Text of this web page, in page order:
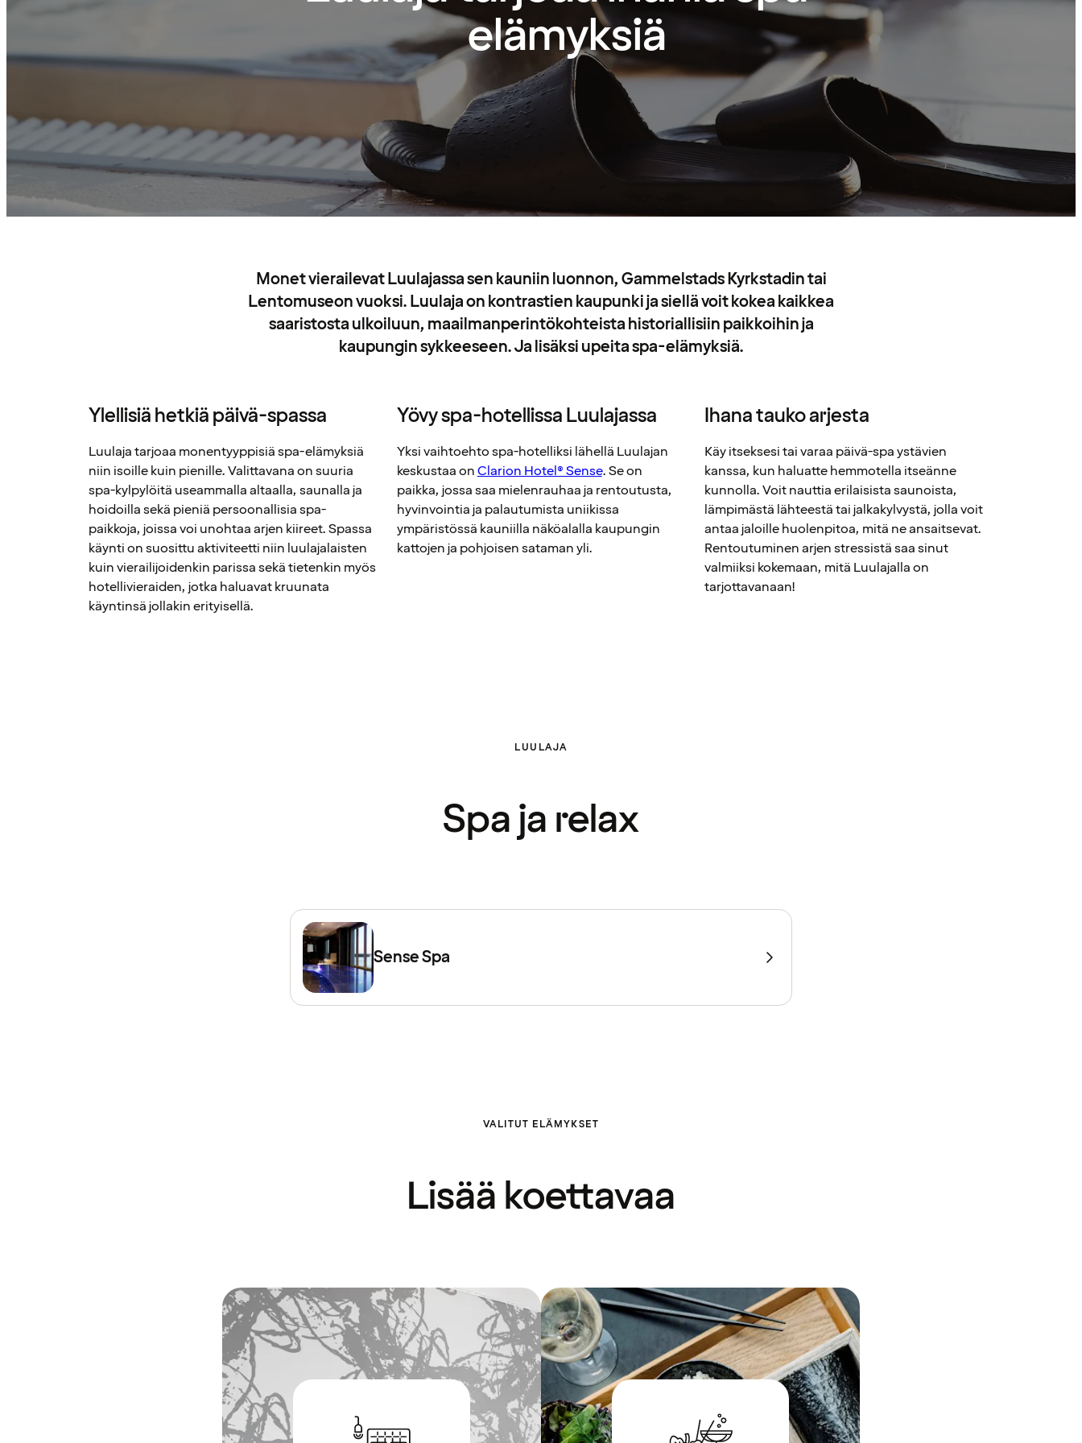
elämyksiä
Monet vierailevat Luulajassa sen kauniin luonnon, Gammelstads Kyrkstadin tai
Lentomuseon vuoksi. Luulaja on kontrastien kaupunki ja siellä voit kokea kaikkea
saaristosta ulkoiluun, maailmanperintökohteista historiallisiin paikkoihin ja
kaupungin sykkeeseen. Ja lisäksi upeita spa-elämyksiä.
Ylellisiä hetkiä päivä-spassa
Luulaja tarjoaa monentyyppisiä spa-elämyksiä
niin isoille kuin pienille. Valittavana on suuria
spa-kylpylöitä useammalla altaalla, saunalla ja
hoidoilla sekä pieniä persoonallisia spa-
paikkoja, joissa voi unohtaa arjen kiireet. Spassa
käynti on suosittu aktiviteetti niin luulajalaisten
kuin vierailijoidenkin parissa sekä tietenkin myös
hotellivieraiden, jotka haluavat kruunata
käyntinsä jollakin erityisellä.
Yövy spa-hotellissa Luulajassa
Yksi vaihtoehto spa-hotelliksi lähellä Luulajan
keskustaa onClarion Hotel® Sense. Se on
paikka, jossa saa mielenrauhaa ja rentoutusta,
hyvinvointia ja palautumista uniikissa
ympäristössä kauniilla näköalalla kaupungin
kattojen ja pohjoisen sataman yli.
Ihana tauko arjesta
Käy itseksesi tai varaa päivä-spa ystävien
kanssa, kun haluatte hemmotella itseänne
kunnolla. Voit nauttia erilaisista saunoista,
lämpimästä lähteestä tai jalkakylvystä, jolla voit
antaa jaloille huolenpitoa, mitä ne ansaitsevat.
Rentoutuminen arjen stressistä saa sinut
valmiiksi kokemaan, mitä Luulajalla on
tarjottavanaan!
LUULAJA
Spa ja relax
Sense Spa
VALITUT ELÄMYKSET
Lisää koettavaa